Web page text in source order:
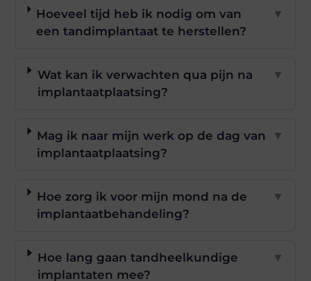
Hoeveel tijd heb ik nodig om van
een tandimplantaat te herstellen?
▼
Wat kan ik verwachten qua pijn na
implantaatplaatsing?
▼
Mag ik naar mijn werk op de dag van
implantaatplaatsing?
▼
Hoe zorg ik voor mijn mond na de
implantaatbehandeling?
▼
Hoe lang gaan tandheelkundige
implantaten mee?
▼